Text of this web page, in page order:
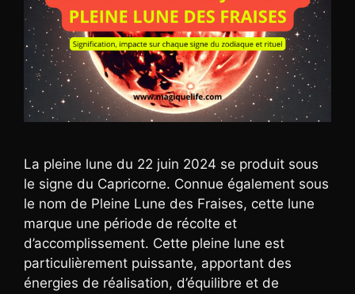
La pleine lune du 22 juin 2024 se produit sous
le signe du Capricorne. Connue également sous
le nom de Pleine Lune des Fraises, cette lune
marque une période de récolte et
d’accomplissement. Cette pleine lune est
particulièrement puissante, apportant des
énergies de réalisation, d’équilibre et de